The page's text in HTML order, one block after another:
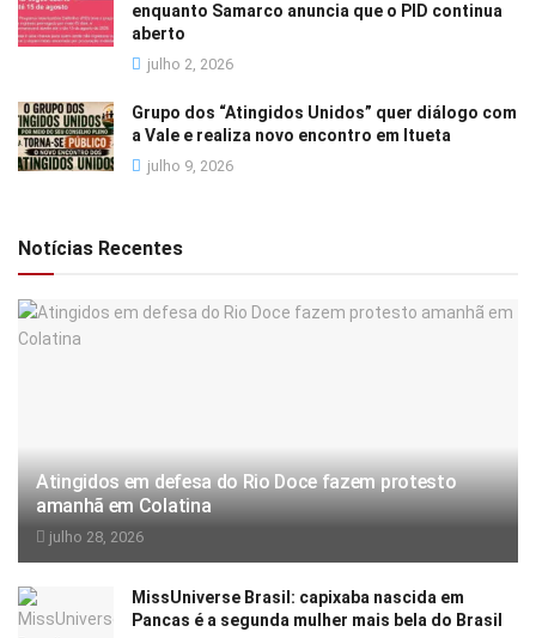
enquanto Samarco anuncia que o PID continua
aberto
julho 2, 2026
Grupo dos “Atingidos Unidos” quer diálogo com
a Vale e realiza novo encontro em Itueta
julho 9, 2026
Notícias Recentes
Atingidos em defesa do Rio Doce fazem protesto
amanhã em Colatina
julho 28, 2026
MissUniverse Brasil: capixaba nascida em
Pancas é a segunda mulher mais bela do Brasil